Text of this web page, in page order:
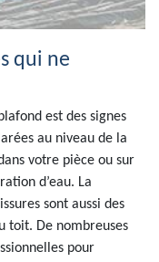
qui ne
est des signes
au niveau de la
votre pièce ou sur
d’eau. La
sont aussi des
toit. De nombreuses
pour